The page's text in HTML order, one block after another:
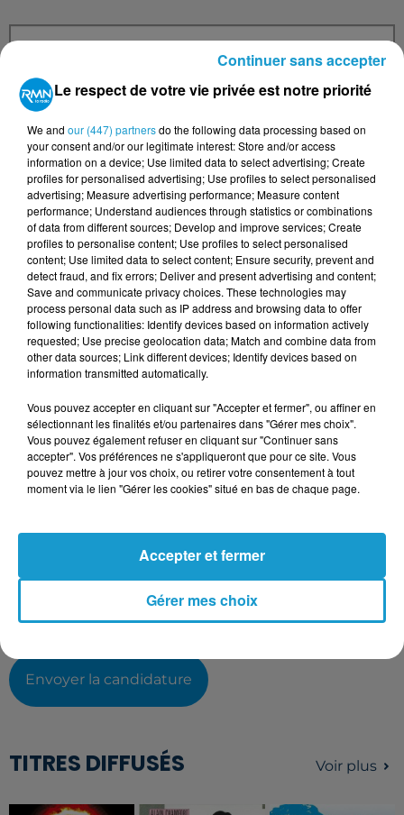
Votre n° de téléphone*
Votre message*
Taille maximum : 500 caractères
Votre CV
L'upload de fichier est limité à 2Mo pour les images et PDF et 5Mo
pour les audios.
L'upload de fichier est limité à 2Mo pour les images et PDF et 5Mo
Envoyer la candidature
TITRES DIFFUSÉS Voir plus
Le respect de votre vie privée est notre priorité
We and our (447) partnersdo the following data processing based on
your consent and/or our legitimate interest: Store and/or access
information on a device; Use limited data to select advertising; Create
profiles for personalised advertising; Use profiles to select personalised
advertising; Measure advertising performance; Measure content
performance; Understand audiences through statistics or combinations
of data from different sources; Develop and improve services; Create
profiles to personalise content; Use profiles to select personalised
content; Use limited data to select content; Ensure security, prevent and
detect fraud, and fix errors; Deliver and present advertising and content;
Save and communicate privacy choices. These technologies may
process personal data such as IP address and browsing data to offer
following functionalities: Identify devices based on information actively
requested; Use precise geolocation data; Match and combine data from
other data sources; Link different devices; Identify devices based on
information transmitted automatically.
Vous pouvez accepter en cliquant sur "Accepter et fermer", ou affiner en
sélectionnant les finalités et/ou partenaires dans "Gérer mes choix".
Vous pouvez également refuser en cliquant sur "Continuer sans
accepter". Vos préférences ne s'appliqueront que pour ce site. Vous
pouvez mettre à jour vos choix, ou retirer votre consentement à tout
moment via le lien "Gérer les cookies" situé en bas de chaque page.
Gérer mes choix
Accepter et fermer
Continuer sans accepter